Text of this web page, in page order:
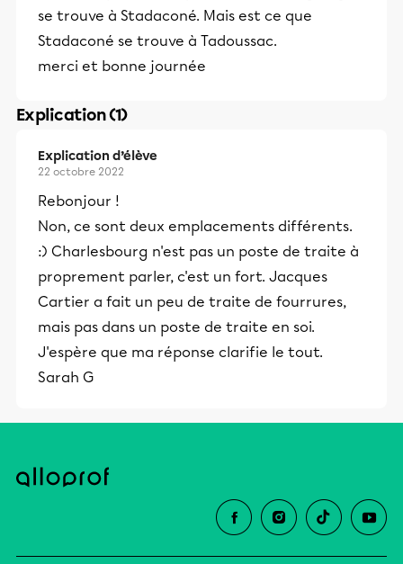
se trouve à Stadaconé. Mais est ce que
Stadaconé se trouve à Tadoussac.
merci et bonne journée
Explication (1)
Explication d’élève
22 octobre 2022
Rebonjour !
Non, ce sont deux emplacements différents.
:) Charlesbourg n'est pas un poste de traite à
proprement parler, c'est un fort. Jacques
Cartier a fait un peu de traite de fourrures,
mais pas dans un poste de traite en soi.
J'espère que ma réponse clarifie le tout.
Sarah G